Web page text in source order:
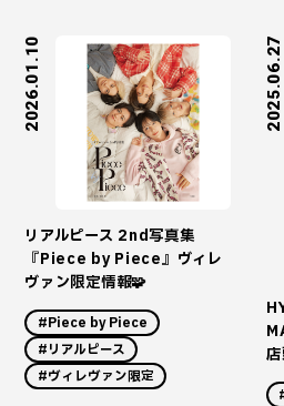
2026.01.10
リアルピース 2nd写真集
『Piece by Piece』ヴィレ
ヴァン限定情報🧩
#Piece by Piece
#リアルピース
#ヴィレヴァン限定
2025.06.27